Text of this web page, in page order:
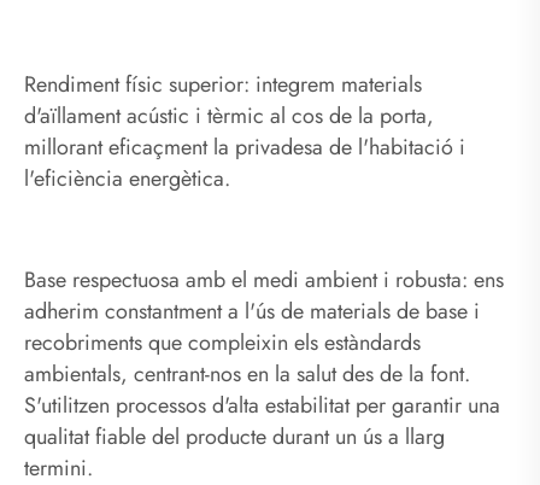
Rendiment físic superior: integrem materials
d'aïllament acústic i tèrmic al cos de la porta,
millorant eficaçment la privadesa de l'habitació i
l'eficiència energètica.
Base respectuosa amb el medi ambient i robusta: ens
adherim constantment a l'ús de materials de base i
recobriments que compleixin els estàndards
ambientals, centrant-nos en la salut des de la font.
S'utilitzen processos d'alta estabilitat per garantir una
qualitat fiable del producte durant un ús a llarg
termini.